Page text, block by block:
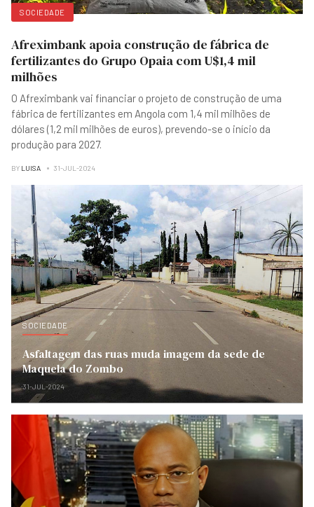
SOCIEDADE
Afreximbank apoia construção de fábrica de
fertilizantes do Grupo Opaia com U$1,4 mil
milhões
O Afreximbank vai financiar o projeto de construção de uma
fábrica de fertilizantes em Angola com 1,4 mil milhões de
dólares (1,2 mil milhões de euros), prevendo-se o início da
produção para 2027.
BY LUISA 31-JUL-2024
SOCIEDADE
Asfaltagem das ruas muda imagem da sede de
Maquela do Zombo
31-JUL-2024